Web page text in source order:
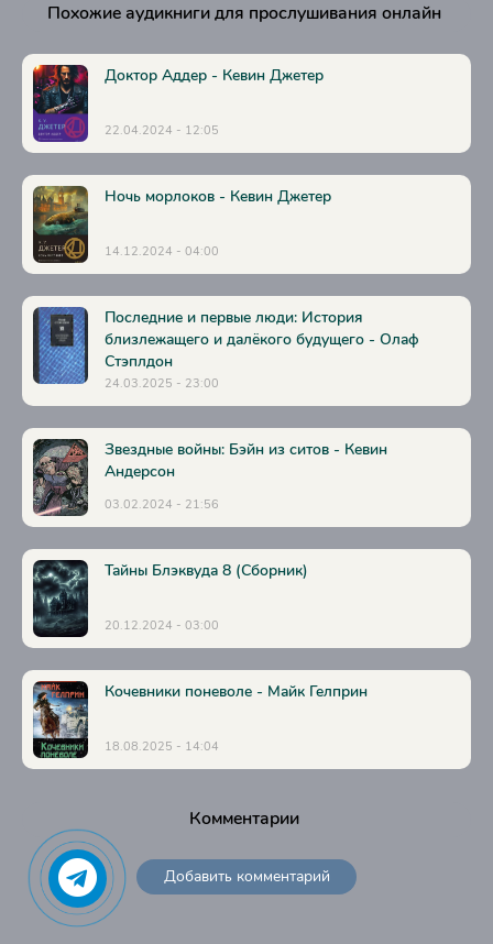
Похожие аудикниги для прослушивания онлайн
Доктор Аддер - Кевин Джетер
22.04.2024 - 12:05
Ночь морлоков - Кевин Джетер
14.12.2024 - 04:00
Последние и первые люди: История
близлежащего и далёкого будущего - Олаф
Стэплдон
24.03.2025 - 23:00
Звездные войны: Бэйн из ситов - Кевин
Андерсон
03.02.2024 - 21:56
Тайны Блэквуда 8 (Сборник)
20.12.2024 - 03:00
Кочевники поневоле - Майк Гелприн
18.08.2025 - 14:04
Комментарии
Добавить комментарий